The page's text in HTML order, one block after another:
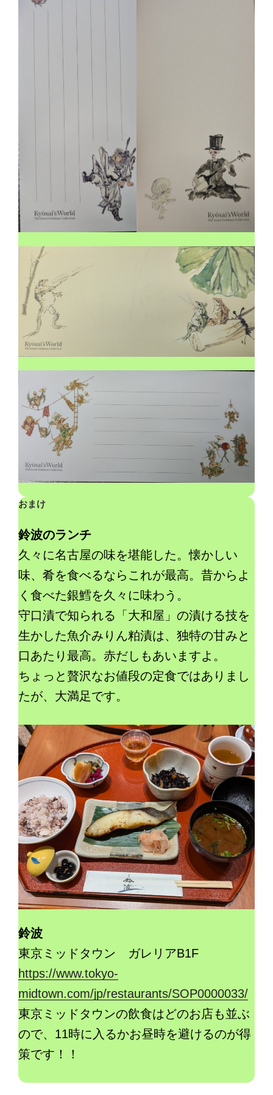
おまけ
鈴波のランチ
久々に名古屋の味を堪能した。懐かしい
味、肴を食べるならこれが最高。昔からよ
く食べた銀鱈を久々に味わう。
守口漬で知られる「大和屋」の漬ける技を
生かした魚介みりん粕漬は、独特の甘みと
口あたり最高。赤だしもあいますよ。
ちょっと贅沢なお値段の定食ではありまし
たが、大満足です。
鈴波
東京ミッドタウン ガレリアB1F
https://www.tokyo-
midtown.com/jp/restaurants/SOP0000033/
東京ミッドタウンの飲食はどのお店も並ぶ
ので、11時に入るかお昼時を避けるのが得
策です！！